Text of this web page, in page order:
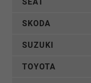
SKODA
SUZUKI
TOYOTA